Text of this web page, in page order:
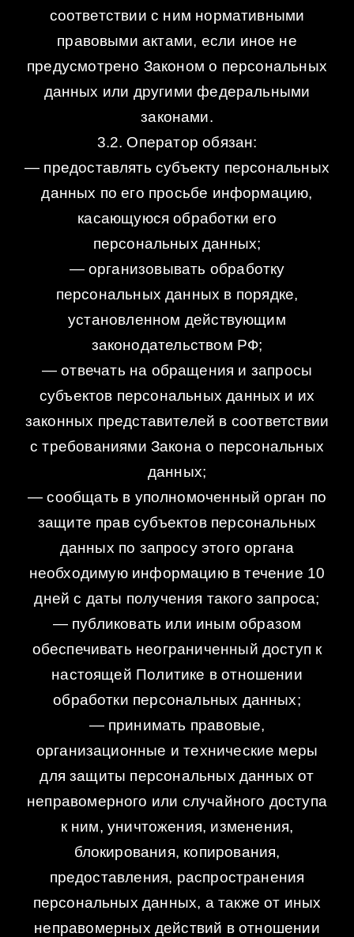
соответствии с ним нормативными
правовыми актами, если иное не
предусмотрено Законом о персональных
данных или другими федеральными
законами.
3.2. Оператор обязан:
— предоставлять субъекту персональных
данных по его просьбе информацию,
касающуюся обработки его
персональных данных;
— организовывать обработку
персональных данных в порядке,
установленном действующим
законодательством РФ;
— отвечать на обращения и запросы
субъектов персональных данных и их
законных представителей в соответствии
с требованиями Закона о персональных
данных;
— сообщать в уполномоченный орган по
защите прав субъектов персональных
данных по запросу этого органа
необходимую информацию в течение 10
дней с даты получения такого запроса;
— публиковать или иным образом
обеспечивать неограниченный доступ к
настоящей Политике в отношении
обработки персональных данных;
— принимать правовые,
организационные и технические меры
для защиты персональных данных от
неправомерного или случайного доступа
к ним, уничтожения, изменения,
блокирования, копирования,
предоставления, распространения
персональных данных, а также от иных
неправомерных действий в отношении